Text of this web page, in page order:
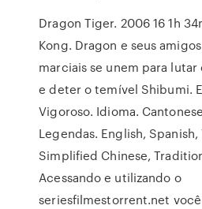
Dragon Tiger. 2006 16 1h
Kong. Dragon e seus
marciais se unem para
e deter o temível Shibumi.
Vigoroso. Idioma.
Legendas. English,
Simplified Chinese,
Acessando e utilizando o
seriesfilmestorrent.net